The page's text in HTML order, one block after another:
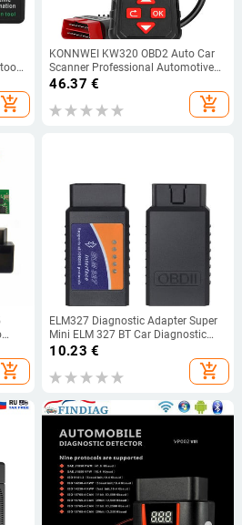
add_shopping_cart
KONNWEI KW320 OBD2 Auto Car
Scanner Professional Automotive
Reader Code Car 9 Γλώσσες
Εργαλείο διαγνωστικού οργάνου
Obd Car
46.37 €
add_shopping_cart
add_shopping_cart
ELM327 Diagnostic Adapter Super
Mini ELM 327 BT Car Diagnostic
Tool for Android Torque OBDII Code
10.23 €
add_shopping_cart